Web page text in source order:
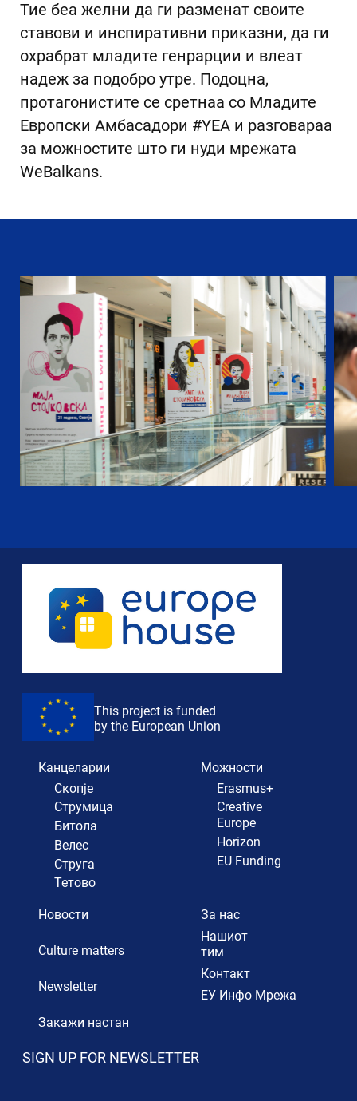
Тие беа желни да ги разменат своите
ставови и инспиративни приказни, да ги
охрабрат младите генрарции и влеат
надеж за подобро утре. Подоцна,
протагонистите се сретнаа со Младите
Европски Амбасадори #YEA и разговараа
за можностите што ги нуди мрежата
WeBalkans.
This project is funded
by the European Union
Канцеларии
Скопје
Струмица
Битола
Велес
Струга
Тетово
Можности
Erasmus+
Creative
Europe
Horizon
EU Funding
Новости
Culture matters
Newsletter
Закажи настан
За нас
Нашиот
тим
Контакт
ЕУ Инфо Мрежа
SIGN UP FOR NEWSLETTER